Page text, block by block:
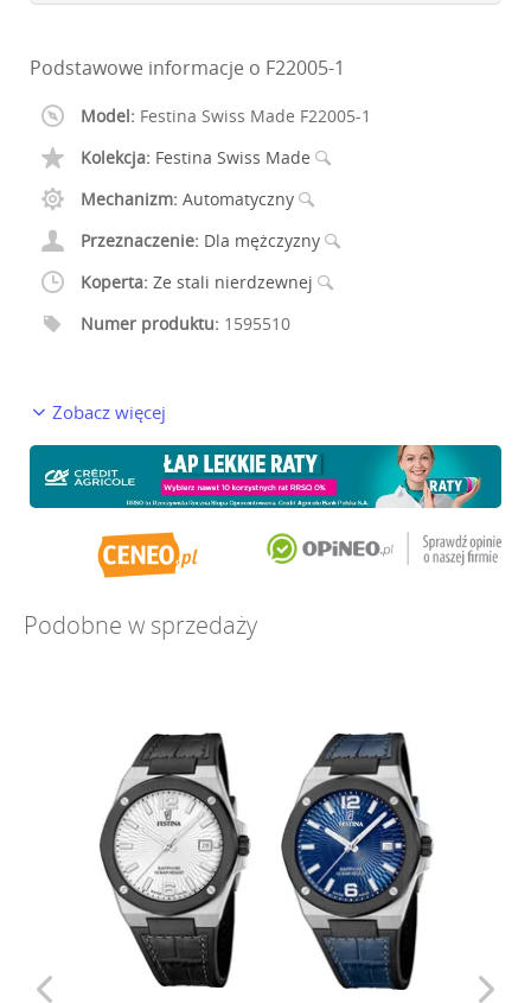
Podstawowe informacje o F22005-1
Model: Festina Swiss Made F22005-1
Kolekcja: Festina Swiss Made
Mechanizm: Automatyczny
Przeznaczenie: Dla mężczyzny
Koperta: Ze stali nierdzewnej
Numer produktu: 1595510
Zobacz więcej
Podobne w sprzedaży